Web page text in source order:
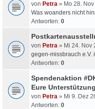
von Petra » Mo 28.
Was woanders nicht
Antworten: 0
von Petra » Mi 24. Nov
gegen-missbrauch e.V.
Antworten: 0
Spendenaktion
Eure
von Petra » Mi 9. Dez
Antworten: 0